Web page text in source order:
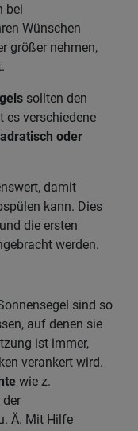
bei
Wünschen
größer nehmen,
sollten den
es verschiedene
oder
damit
kann. Dies
die ersten
werden.
sind so
auf denen sie
ist immer,
verankert wird.
wie z.
der
Ä. Mit Hilfe